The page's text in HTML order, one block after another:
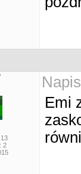
2
Emi